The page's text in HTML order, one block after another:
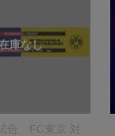
合 FC東京 対